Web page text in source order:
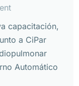
capacitación,
a CiPar
Automático